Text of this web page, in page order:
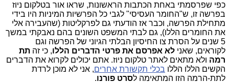
כפי שפרסמתי באחת הכתבות הראשונות, שראו אור בטלקום ניוז
בפרשה זו, ש"החומר העסיסי" לגבי כל הפרשיות המיניות היו בידי
מתחילת הפרשה, וכבר אז הודעתי גם לפרקליטות (שהעבירה אלי
את החומרים הללו), גם לבתי המשפט השונים בהם נאבקתי במשך
5 שנים על הסרת צו החיסיון הבלתי הגיוני של הפרשה וגם
לקוראים, שאני לא אפרסם את פרטי הדברים הללו, כי זה תת
רמה ולא מתאים לאתר טלקום ניוז. אתם יכולים לקרוא את הדברים
הקשים הללו הללו בכלי תקשורת אחרים, אני לא מוכן לרדת
לתת-הרמה הזו המתאימה לסרט פורנו.